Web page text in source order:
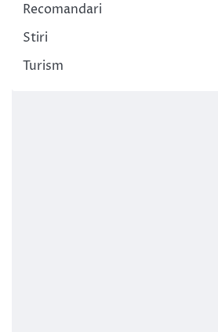
Recomandari
Stiri
Turism